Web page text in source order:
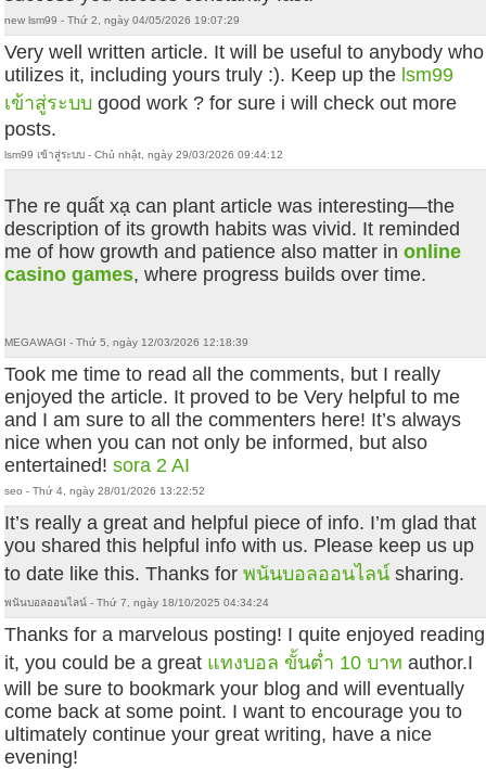
new lsm99 - Thứ 2, ngày 04/05/2026 19:07:29
Very well written article. It will be useful to anybody who
utilizes it, including yours truly :). Keep up the lsm99
เข้าสู่ระบบ good work ? for sure i will check out more
posts.
lsm99 เข้าสู่ระบบ - Chủ nhật, ngày 29/03/2026 09:44:12
The re quất xạ can plant article was interesting—the
description of its growth habits was vivid. It reminded
me of how growth and patience also matter inonline
casino games, where progress builds over time.
MEGAWAGI - Thứ 5, ngày 12/03/2026 12:18:39
Took me time to read all the comments, but I really
enjoyed the article. It proved to be Very helpful to me
and I am sure to all the commenters here! It’s always
nice when you can not only be informed, but also
entertained!sora 2 AI
seo - Thứ 4, ngày 28/01/2026 13:22:52
It’s really a great and helpful piece of info. I’m glad that
you shared this helpful info with us. Please keep us up
to date like this. Thanks forพนันบอลออนไลน์ sharing.
พนันบอลออนไลน์ - Thứ 7, ngày 18/10/2025 04:34:24
Thanks for a marvelous posting! I quite enjoyed reading
it, you could be a great แทงบอล ขั้นต่ำ 10 บาท author.I
will be sure to bookmark your blog and will eventually
come back at some point. I want to encourage you to
ultimately continue your great writing, have a nice
evening!